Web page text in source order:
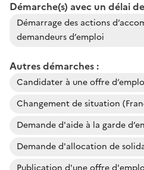
Démarche(s) avec un délai
Démarrage des actions
demandeurs d’emploi
Autres démarches :
Candidater à une offre
Changement de situation
Demande d'aide à la garde
Demande d'allocation de